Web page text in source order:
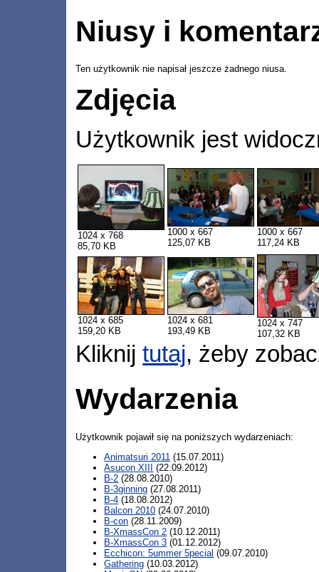
Niusy i
Ten użytkownik nie napisał jeszcze żadnego niusa.
Zdjęcia
Użytkownik jest
1024 x 768
85,70 KB
1000 x 667
125,07 KB
1000 x 667
117,24 KB
1024 x 685
159,20 KB
1024 x 681
193,49 KB
1024 x 747
107,32 KB
Kliknijtutaj, żeby
Wydarzenia
Użytkownik pojawił się na poniższych wydarzeniach:
Animatsuri 2011 (15.07.2011)
Asucon XIII
(22.09.2012)
B-2 (28.08.2010)
B-3ginning (27.08.2011)
B-4 (18.08.2012)
Balcon 2010 (24.07.2010)
B-con (28.11.2009)
B-XmassCon 2 (10.12.2011)
B-XmassCon 3 (01.12.2012)
Ecchicon: 5ummer 5pecial (09.07.2010)
Gathering (10.03.2012)